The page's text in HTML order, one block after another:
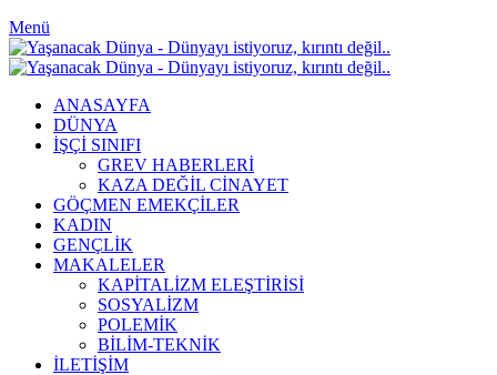
Menü
ANASAYFA
DÜNYA
İŞÇİ SINIFI
GREV HABERLERİ
KAZA DEĞİL CİNAYET
GÖÇMEN EMEKÇİLER
KADIN
GENÇLİK
MAKALELER
KAPİTALİZM ELEŞTİRİSİ
SOSYALİZM
POLEMİK
BİLİM-TEKNİK
ILETIŞIM